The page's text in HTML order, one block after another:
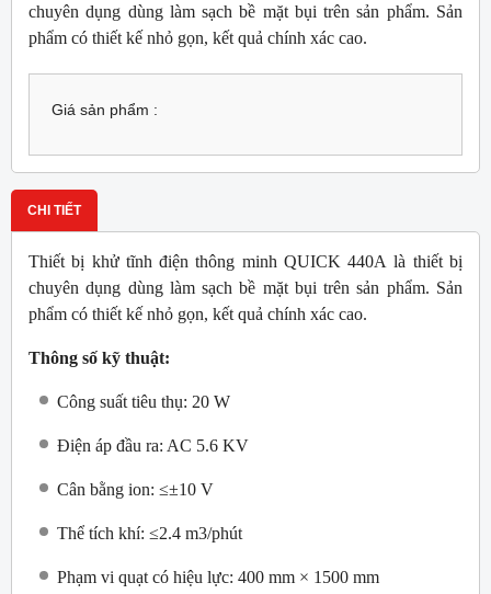
chuyên dụng dùng làm sạch bề mặt bụi trên sản phẩm. Sản
phẩm có thiết kế nhỏ gọn, kết quả chính xác cao.
Giá sản phẩm :
CHI TIẾT
Thiết bị khử tĩnh điện thông minh QUICK 440A là thiết bị
chuyên dụng dùng làm sạch bề mặt bụi trên sản phẩm. Sản
phẩm có thiết kế nhỏ gọn, kết quả chính xác cao.
Thông số kỹ thuật:
Công suất tiêu thụ: 20 W
Điện áp đầu ra: AC 5.6 KV
Cân bằng ion: ≤±10 V
Thể tích khí: ≤2.4 m3/phút
Phạm vi quạt có hiệu lực: 400 mm × 1500 mm